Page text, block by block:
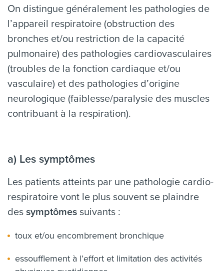
On distingue généralement les pathologies de
l’appareil respiratoire (obstruction des
bronches et/ou restriction de la capacité
pulmonaire) des pathologies cardiovasculaires
(troubles de la fonction cardiaque et/ou
vasculaire) et des pathologies d’origine
neurologique (faiblesse/paralysie des muscles
contribuant à la respiration).
a) Les symptômes
Les patients atteints par une pathologie cardio-
respiratoire vont le plus souvent se plaindre
dessymptômessuivants :
toux et/ou encombrement bronchique
essoufflement à l’effort et limitation des activités